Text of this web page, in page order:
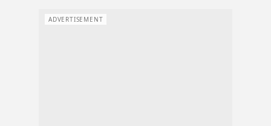
ADVERTISEMENT